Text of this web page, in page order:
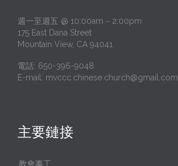
週一至週五 @ 10:00am ~ 2:00pm
175 East Dana Street
Mountain View, CA 94041
電話: 650-396-9048
E-mail: mvccc.chinese.church@gmail.com
主要鏈接
教會事工